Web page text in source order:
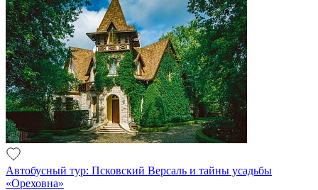
Автобусный тур: Псковский Версаль и тайны усадьбы
«Ореховна»